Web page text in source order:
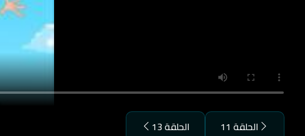
الحلقة 11 الحلقة 13